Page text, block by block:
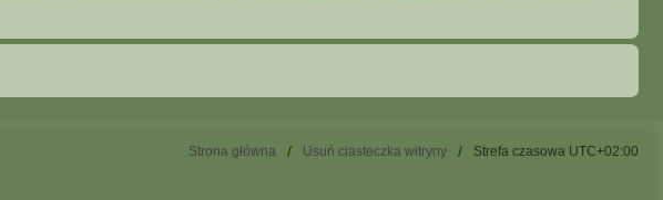
Strona główna Usuń ciasteczka witryny Strefa czasowa UTC+02:00